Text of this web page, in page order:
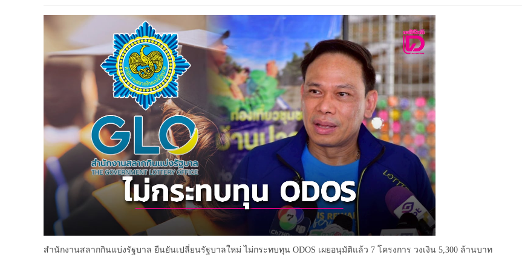
สำนักงานสลากกินแบ่งรัฐบาล ยืนยันเปลี่ยนรัฐบาลใหม่ ไม่กระทบทุน ODOS เผยอนุมัติแล้ว 7 โครงการ วงเงิน 5,300 ล้านบาท